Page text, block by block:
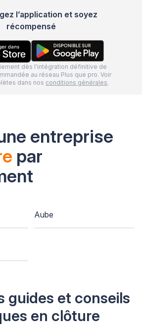
l’application et soyez
récompensé
dès l'intégration définitive de
au réseau Plus que pro. Voir
dans nos conditions générales.
entreprise
par
Aube
guides et conseils
en clôture